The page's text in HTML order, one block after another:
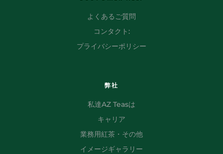
よくあるご質問
コンタクト:
プライバシーポリシー
弊社
私達AZ Teasは
キャリア
業務用紅茶・その他
イメージギャラリー